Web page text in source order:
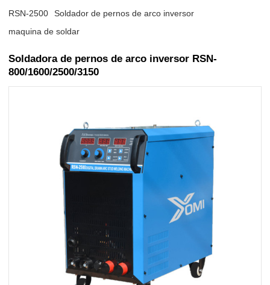
RSN-2500
Soldador de pernos de arco inversor
maquina de soldar
Soldadora de pernos de arco inversor RSN-
800/1600/2500/3150